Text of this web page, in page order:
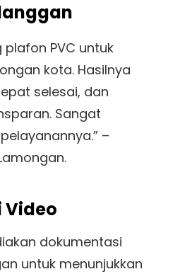
plafon PVC untuk
kota. Hasilnya
selesai, dan
Sangat
–
Video
dokumentasi
untuk menunjukkan